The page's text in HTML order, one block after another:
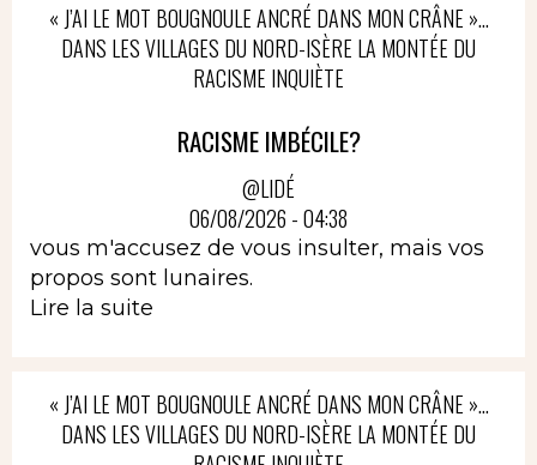
« J’AI LE MOT BOUGNOULE ANCRÉ DANS MON CRÂNE »…
DANS LES VILLAGES DU NORD-ISÈRE LA MONTÉE DU
RACISME INQUIÈTE
RACISME IMBÉCILE?
@LIDÉ
06/08/2026 - 04:38
vous m'accusez de vous insulter, mais vos
propos sont lunaires.
Lire la suite
« J’AI LE MOT BOUGNOULE ANCRÉ DANS MON CRÂNE »…
DANS LES VILLAGES DU NORD-ISÈRE LA MONTÉE DU